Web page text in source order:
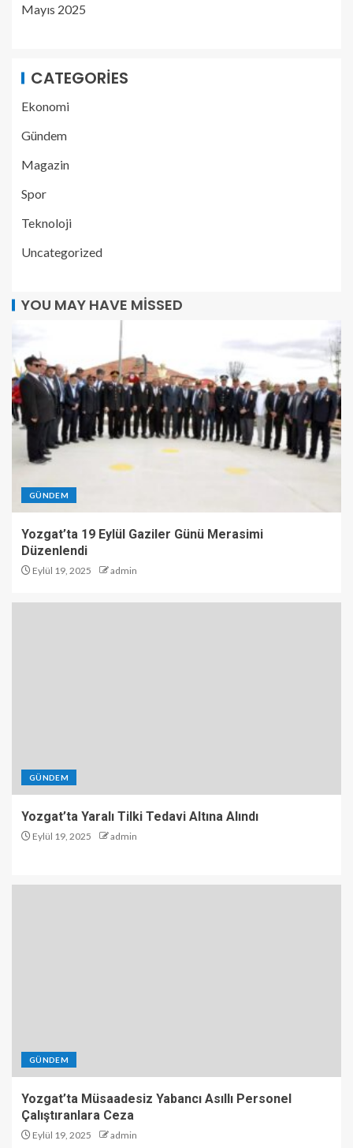
Mayıs 2025
CATEGORIES
Ekonomi
Gündem
Magazin
Spor
Teknoloji
Uncategorized
YOU MAY HAVE MISSED
GÜNDEM
Yozgat’ta 19 Eylül Gaziler Günü Merasimi
Düzenlendi
Eylül 19, 2025 admin
GÜNDEM
Yozgat’ta Yaralı Tilki Tedavi Altına Alındı
Eylül 19, 2025 admin
GÜNDEM
Yozgat’ta Müsaadesiz Yabancı Asıllı Personel
Çalıştıranlara Ceza
Eylül 19, 2025 admin